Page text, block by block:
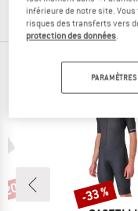
(0)
NOS
% Remise
-33 %
inférieure de notre site.
risques des transferts vers
protection des données.
PARAMÈTRES